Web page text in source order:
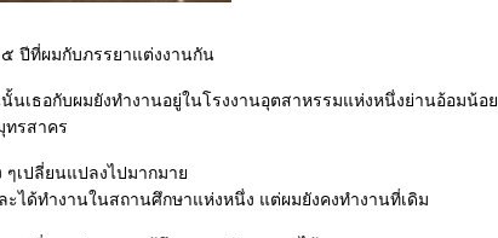
ปีที่ผมกับภรรยาแต่งงานกัน
เธอกับผมยังทำงานอยู่ในโรงงานอุตสาหรรมแห่งหนึ่งย่านอ้อมน้อ
ทรสาคร
ๆเปลี่ยนแปลงไปมากมา
ได้ทำงานในสถานศึกษาแห่งหนึ่ง แต่ผมยังคงทำงานที่เดิม